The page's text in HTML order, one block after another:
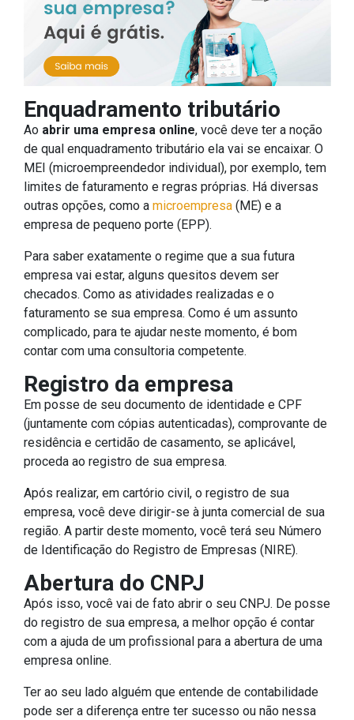
Enquadramento tributário
Ao abrir uma empresa online, você deve ter a noção
de qual enquadramento tributário ela vai se encaixar. O
MEI (microempreendedor individual), por exemplo, tem
limites de faturamento e regras próprias. Há diversas
outras opções, como a microempresa (ME) e a
empresa de pequeno porte (EPP).
Para saber exatamente o regime que a sua futura
empresa vai estar, alguns quesitos devem ser
checados. Como as atividades realizadas e o
faturamento se sua empresa. Como é um assunto
complicado, para te ajudar neste momento, é bom
contar com uma consultoria competente.
Registro da empresa
Em posse de seu documento de identidade e CPF
(juntamente com cópias autenticadas), comprovante de
residência e certidão de casamento, se aplicável,
proceda ao registro de sua empresa.
Após realizar, em cartório civil, o registro de sua
empresa, você deve dirigir-se à junta comercial de sua
região. A partir deste momento, você terá seu Número
de Identificação do Registro de Empresas (NIRE).
Abertura do CNPJ
Após isso, você vai de fato abrir o seu CNPJ. De posse
do registro de sua empresa, a melhor opção é contar
com a ajuda de um profissional para a abertura de uma
empresa online.
Ter ao seu lado alguém que entende de contabilidade
pode ser a diferença entre ter sucesso ou não nessa